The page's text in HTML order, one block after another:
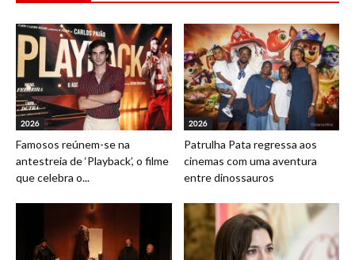
2026
Famosos reúnem-se na
antestreia de ‘Playback’, o filme
que celebra o...
2026
Patrulha Pata regressa aos
cinemas com uma aventura
entre dinossauros